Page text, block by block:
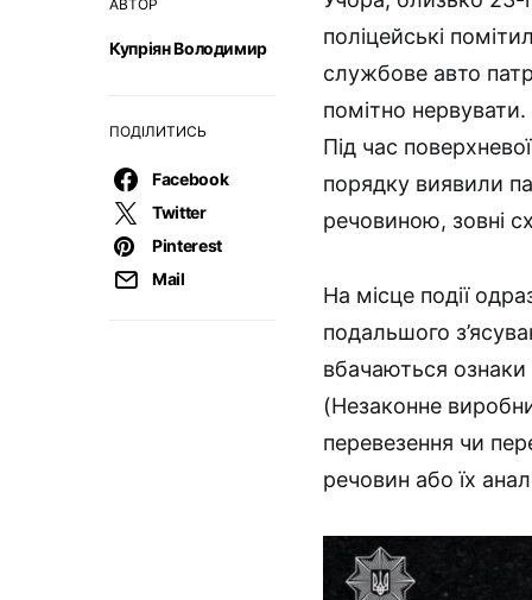
АВТОР
Купріян Володимир
ПОДІЛИТИСЬ
Facebook
Twitter
Pinterest
Mail
поліцейські
службове авто
помітно нервувати.
Під час
порядку виявили
речовиною, зовні
На місце події
подальшого
вбачаються
(Незаконне
перевезення чи
речовин або їх